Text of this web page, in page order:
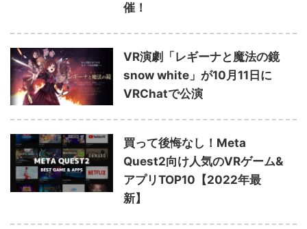
催！
VR演劇「レギーナと魔法の鏡
snow white」が10月11日に
VRChatで公演
買って後悔なし！Meta
Quest2向け人気のVRゲーム&
アプリTOP10【2022年最
新】